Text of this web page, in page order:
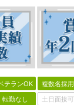
テランOK 複数名採用
転勤なし 土日面接可